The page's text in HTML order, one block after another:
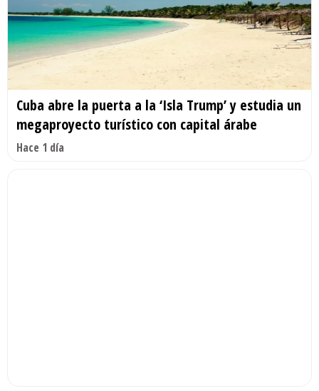
Cuba abre la puerta a la ‘Isla Trump’ y estudia un
megaproyecto turístico con capital árabe
Hace 1 día